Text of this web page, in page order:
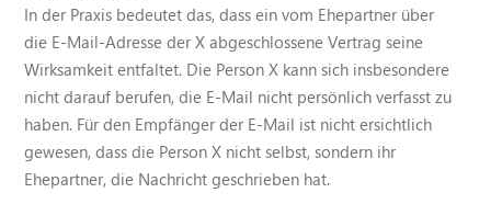
In der Praxis bedeutet das, dass ein vom Ehepartner über
die E-Mail-Adresse der X abgeschlossene Vertrag seine
Wirksamkeit entfaltet. Die Person X kann sich insbesondere
nicht darauf berufen, die E-Mail nicht persönlich verfasst zu
haben. Für den Empfänger der E-Mail ist nicht ersichtlich
gewesen, dass die Person X nicht selbst, sondern ihr
Ehepartner, die Nachricht geschrieben hat.